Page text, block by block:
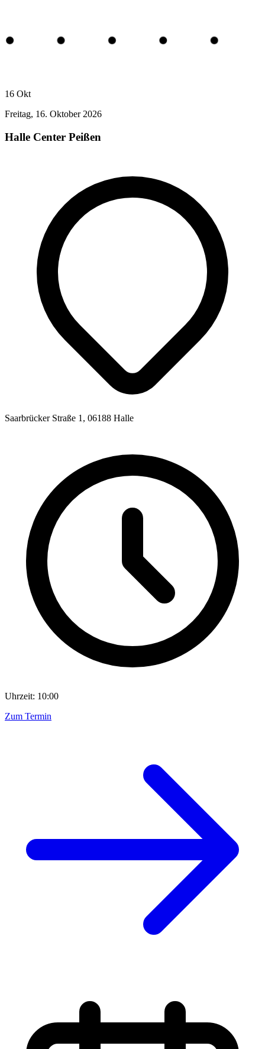
16 Okt
Freitag, 16. Oktober 2026
Halle Center Peißen
Saarbrücker Straße 1, 06188 Halle
Uhrzeit: 10:00
Zum Termin